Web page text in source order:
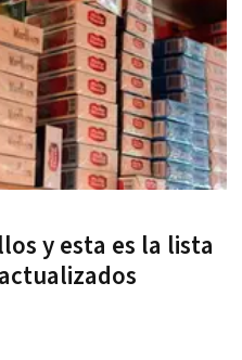
y esta es la lista